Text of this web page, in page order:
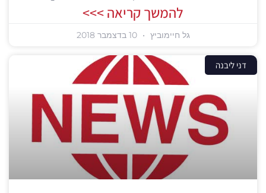
להמשך קריאה >>>
גל חיימוביץ 10 בדצמבר 2018
דני ליבנה